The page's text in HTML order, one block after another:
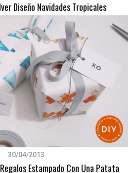
Diseño Navidades Tropicales
30/04/2013
Estampado Con Una Patata